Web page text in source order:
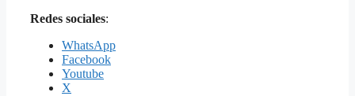
Redes sociales:
WhatsApp
Facebook
Youtube
X